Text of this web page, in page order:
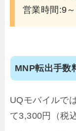
営業時間:9
MNP転出手数
UQモバイルで
て3,300円（税